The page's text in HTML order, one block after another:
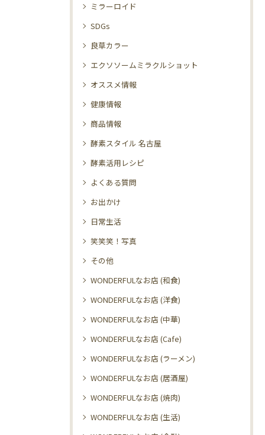
ミラーロイド
SDGs
良草カラー
エクソソームミラクルショット
オススメ情報
健康情報
商品情報
酵素スタイル 名古屋
酵素活用レシピ
よくある質問
お出かけ
日常生活
笑笑笑！写真
その他
WONDERFULなお店 (和食)
WONDERFULなお店 (洋食)
WONDERFULなお店 (中華)
WONDERFULなお店 (Cafe)
WONDERFULなお店 (ラーメン)
WONDERFULなお店 (居酒屋)
WONDERFULなお店 (焼肉)
WONDERFULなお店 (生活)